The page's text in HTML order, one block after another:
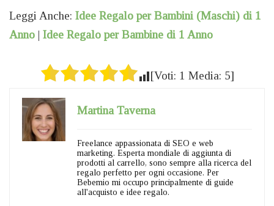
Leggi Anche: Idee Regalo per Bambini (Maschi) di 1
Anno | Idee Regalo per Bambine di 1 Anno
[Voti: 1 Media: 5]
Martina Taverna
Freelance appassionata di SEO e web
marketing. Esperta mondiale di aggiunta di
prodotti al carrello, sono sempre alla ricerca del
regalo perfetto per ogni occasione. Per
Bebemio mi occupo principalmente di guide
all'acquisto e idee regalo.